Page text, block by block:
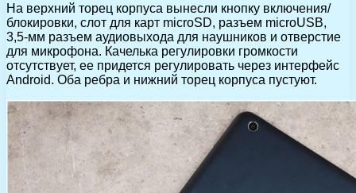
На верхний торец корпуса вынесли кнопку включения/
блокировки, слот для карт microSD, разъем microUSB,
3,5-мм разъем аудиовыхода для наушников и отверстие
для микрофона. Качелька регулировки громкости
отсутствует, ее придется регулировать через интерфейс
Android. Оба ребра и нижний торец корпуса пустуют.